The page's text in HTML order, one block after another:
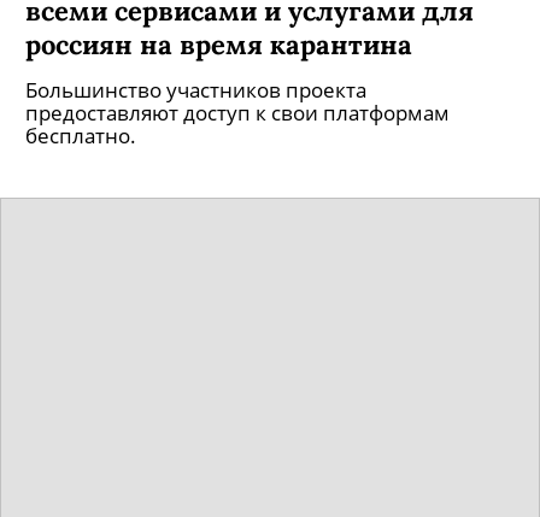
всеми сервисами и услугами для
россиян на время карантина
Большинство участников проекта
предоставляют доступ к свои платформам